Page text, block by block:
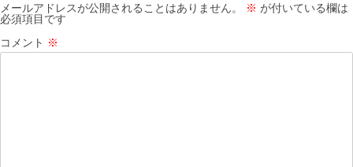
メールアドレスが公開されることはありません。 ※ が付いている欄は
必須項目です
コメント ※